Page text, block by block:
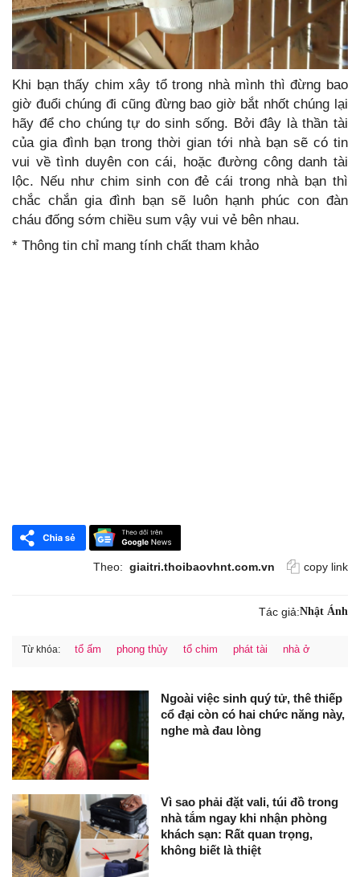
Khi bạn thấy chim xây tổ trong nhà mình thì đừng bao
giờ đuổi chúng đi cũng đừng bao giờ bắt nhốt chúng lại
hãy để cho chúng tự do sinh sống. Bởi đây là thần tài
của gia đình bạn trong thời gian tới nhà bạn sẽ có tin
vui về tình duyên con cái, hoặc đường công danh tài
lộc. Nếu như chim sinh con đẻ cái trong nhà bạn thì
chắc chắn gia đình bạn sẽ luôn hạnh phúc con đàn
cháu đống sớm chiều sum vậy vui vẻ bên nhau.
* Thông tin chỉ mang tính chất tham khảo
Theo: giaitri.thoibaovhnt.com.vn copy link
Tác giả:Nhật Ánh
Từ khóa: tổ ấm phong thủy tổ chim phát tài nhà ở
Ngoài việc sinh quý tử, thê thiếp
cổ đại còn có hai chức năng này,
nghe mà đau lòng
Vì sao phải đặt vali, túi đồ trong
nhà tắm ngay khi nhận phòng
khách sạn: Rất quan trọng,
không biết là thiệt